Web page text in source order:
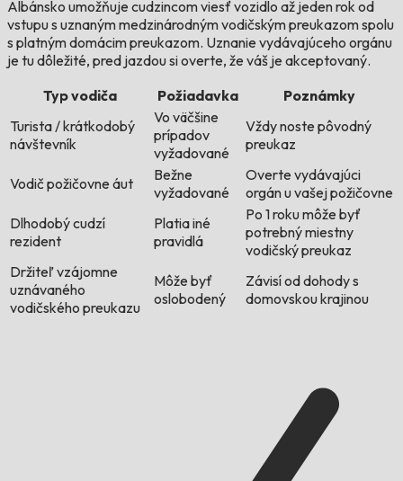
Albánsko umožňuje cudzincom viesť vozidlo až jeden rok od
vstupu s uznaným medzinárodným vodičským preukazom spolu
s platným domácim preukazom. Uznanie vydávajúceho orgánu
je tu dôležité, pred jazdou si overte, že váš je akceptovaný.
Typ vodiča
Požiadavka
Poznámky
Turista / krátkodobý
návštevník
Vo väčšine
prípadov
vyžadované
Vždy noste pôvodný
preukaz
Vodič požičovne áut
Bežne
vyžadované
Overte vydávajúci
orgán u vašej požičovne
Dlhodobý cudzí
rezident
Platia iné
pravidlá
Po 1 roku môže byť
potrebný miestny
vodičský preukaz
Držiteľ vzájomne
uznávaného
vodičského preukazu
Môže byť
oslobodený
Závisí od dohody s
domovskou krajinou